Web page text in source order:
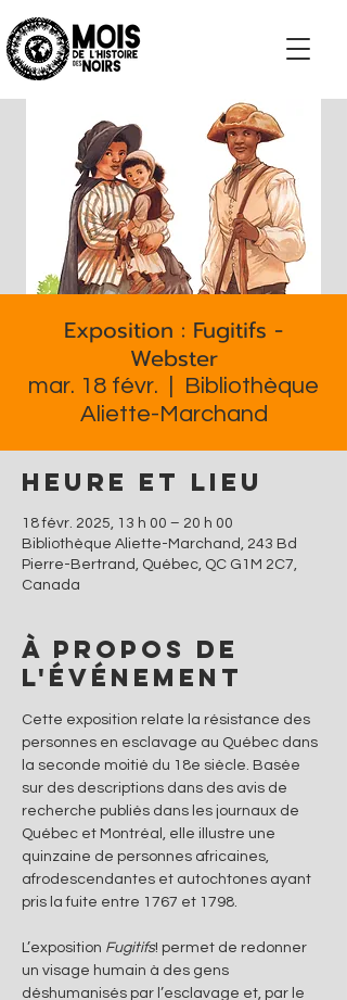
S'impliquer
Exposition : Fugitifs -
Webster
mar. 18 févr.
Bibliothèque
Aliette-Marchand
Heure et lieu
18 févr. 2025, 13 h 00 – 20 h 00
Bibliothèque Aliette-Marchand, 243 Bd
Pierre-Bertrand, Québec, QC G1M 2C7,
Canada
À propos de
l'événement
Cette exposition relate la résistance des
personnes en esclavage au Québec dans
la seconde moitié du 18e siècle. Basée
sur des descriptions dans des avis de
recherche publiés dans les journaux de
Québec et Montréal, elle illustre une
quinzaine de personnes africaines,
afrodescendantes et autochtones ayant
pris la fuite entre 1767 et 1798.
L’exposition Fugitifs! permet de redonner
un visage humain à des gens
déshumanisés par l’esclavage et, par le